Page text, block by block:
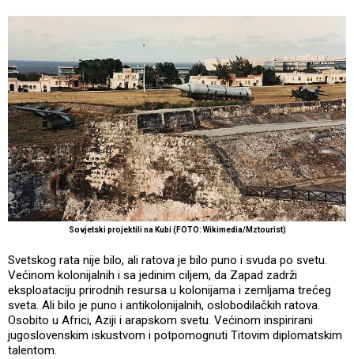
Sovjetski projektili na Kubi (FOTO: Wikimedia/Mztourist)
Svetskog rata nije bilo, ali ratova je bilo puno i svuda po svetu.
Većinom kolonijalnih i sa jedinim ciljem, da Zapad zadrži
eksploataciju prirodnih resursa u kolonijama i zemljama trećeg
sveta. Ali bilo je puno i antikolonijalnih, oslobodilačkih ratova.
Osobito u Africi, Aziji i arapskom svetu. Većinom inspirirani
jugoslovenskim iskustvom i potpomognuti Titovim diplomatskim
talentom.